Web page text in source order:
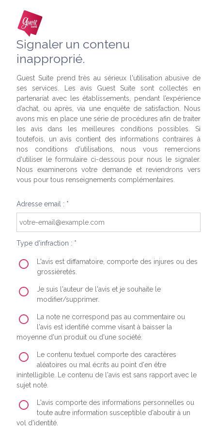
Signaler un contenu
inapproprié.
Guest Suite prend très au sérieux l'utilisation abusive de
ses services. Les avis Guest Suite sont collectés en
partenariat avec les établissements, pendant l’expérience
d’achat, ou après, via une enquête de satisfaction. Nous
avons mis en place une série de procédures afin de traiter
les avis dans les meilleures conditions possibles. Si
toutefois, un avis contient des informations contraires à
nos conditions d'utilisations, nous vous remercions
d'utiliser le formulaire ci-dessous pour nous le signaler.
Nous examinerons votre demande et reviendrons vers
vous pour tous renseignements complémentaires.
Adresse email : *
Type d'infraction : *
L'avis est diffamatoire, comporte des injures ou des
grossièretés.
Je suis l'auteur de l'avis et je souhaite le
modifier/supprimer.
La note ne correspond pas au commentaire ou
l'avis est identifié comme visant à baisser la
moyenne d'un produit ou d'une société.
Le contenu textuel comporte des caractères
aléatoires ou mal écrits au point d'en être
inintelligible. Le contenu de l'avis est sans rapport avec le
sujet noté.
L'avis comporte des informations personnelles ou
toute autre information susceptible d'aboutir à un
vol d'identité.